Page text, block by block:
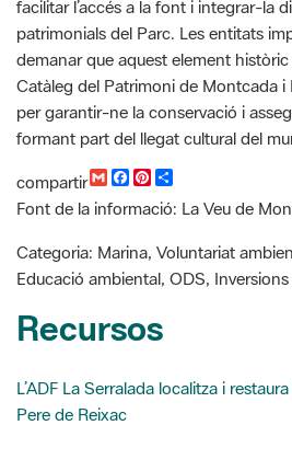
Catàleg del Patrimoni de Montcada i
per garantir-ne la conservació i
formant part del llegat cultural del
compartir
G
m
a
i
F
a
c
e
b
o
o
k
P
i
n
t
e
r
e
s
C
o
m
p
t
i
Font de la informació: La Veu de
Categoria: Marina, Voluntariat
Educació ambiental, ODS, Inversions i
Recursos
Pere de Reixac